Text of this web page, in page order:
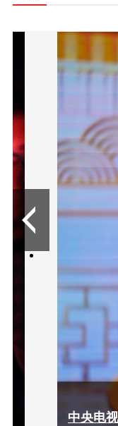
中央电